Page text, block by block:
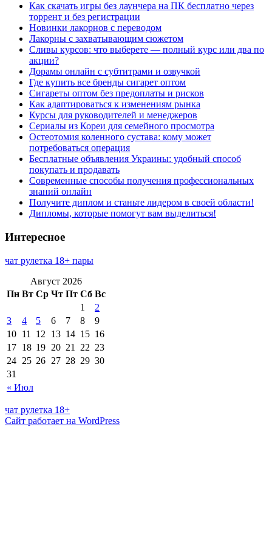
Как скачать игры без лаунчера на ПК бесплатно через
торрент и без регистрации
Новинки лакорнов с переводом
Лакорны с захватывающим сюжетом
Сливы курсов: что выберете — полный курс или два по
акции?
Дорамы онлайн с субтитрами и озвучкой
Где купить все бренды сигарет оптом
Сигареты оптом без предоплаты и рисков
Как адаптироваться к изменениям рынка
Курсы для руководителей и менеджеров
Сериалы из Кореи для семейного просмотра
Остеотомия коленного сустава: кому может
потребоваться операция
Бесплатные объявления Украины: удобный способ
покупать и продавать
Современные способы получения профессиональных
знаний онлайн
Получите диплом и станьте лидером в своей области!
Дипломы, которые помогут вам выделиться!
Интересное
чат рулетка 18+ пары
Август 2026
Пн Вт Ср Чт Пт Сб Вс
« Июл
1
2
3
4 5 6 7 8
9
10 11 12 13 14 15 16
17 18 19 20 21 22 23
24 25 26 27 28 29 30
31
чат рулетка 18+
Сайт работает на WordPress